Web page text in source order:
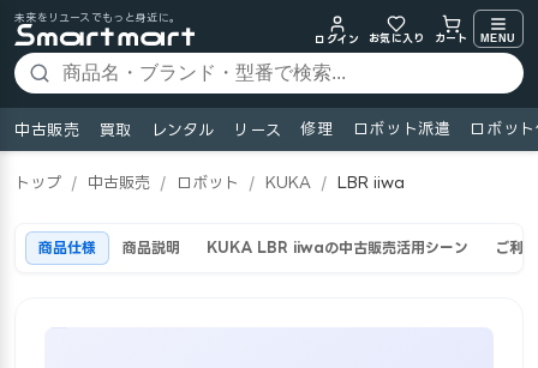
未来をリユースでもっと身近に。
ログイン
お気に入り カート MENU
中古販売 買取 レンタル リース 修理 ロボット派遣 ロボッ
トップ / 中古販売 / ロボット / KUKA / LBR iiwa
商品仕様 商品説明 KUKA LBR iiwaの中古販売活用シーン ご利